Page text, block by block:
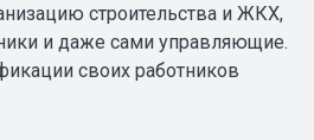
строительства и ЖКХ,
и даже сами управляющие.
своих работников